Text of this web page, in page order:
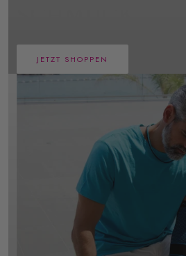
JETZT SHOPPEN